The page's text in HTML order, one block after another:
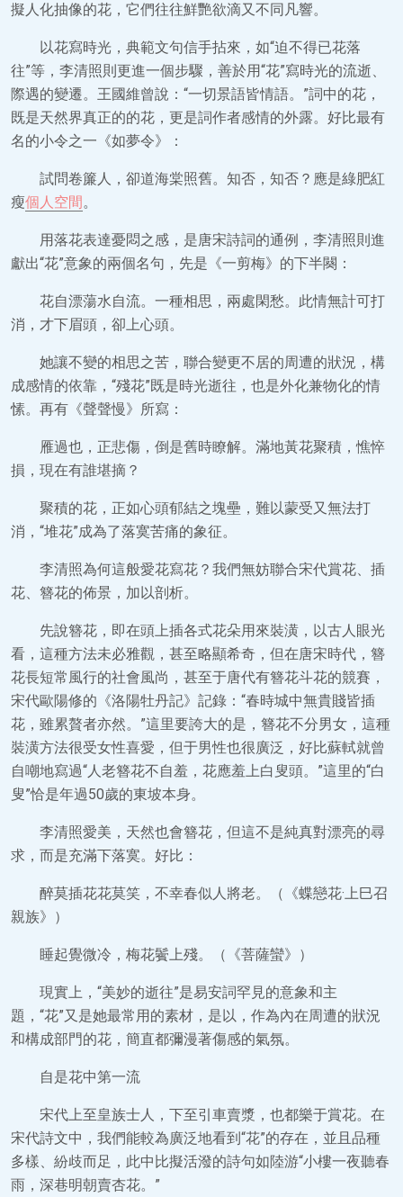
擬人化抽像的花，它們往往鮮艷欲滴又不同凡響。
以花寫時光，典範文句信手拈來，如“迫不得已花落
往”等，李清照則更進一個步驟，善於用“花”寫時光的流逝、
際遇的變遷。王國維曾說：“一切景語皆情語。”詞中的花，
既是天然界真正的的花，更是詞作者感情的外露。好比最有
名的小令之一《如夢令》：
試問卷簾人，卻道海棠照舊。知否，知否？應是綠肥紅
瘦個人空間。
用落花表達憂悶之感，是唐宋詩詞的通例，李清照則進
獻出“花”意象的兩個名句，先是《一剪梅》的下半闋：
花自漂蕩水自流。一種相思，兩處閑愁。此情無計可打
消，才下眉頭，卻上心頭。
她讓不變的相思之苦，聯合變更不居的周遭的狀況，構
成感情的依靠，“殘花”既是時光逝往，也是外化兼物化的情
愫。再有《聲聲慢》所寫：
雁過也，正悲傷，倒是舊時瞭解。滿地黃花聚積，憔悴
損，現在有誰堪摘？
聚積的花，正如心頭郁結之塊壘，難以蒙受又無法打
消，“堆花”成為了落寞苦痛的象征。
李清照為何這般愛花寫花？我們無妨聯合宋代賞花、插
花、簪花的佈景，加以剖析。
先說簪花，即在頭上插各式花朵用來裝潢，以古人眼光
看，這種方法未必雅觀，甚至略顯希奇，但在唐宋時代，簪
花長短常風行的社會風尚，甚至于唐代有簪花斗花的競賽，
宋代歐陽修的《洛陽牡丹記》記錄：“春時城中無貴賤皆插
花，雖累贅者亦然。”這里要誇大的是，簪花不分男女，這種
裝潢方法很受女性喜愛，但于男性也很廣泛，好比蘇軾就曾
自嘲地寫過“人老簪花不自羞，花應羞上白叟頭。”這里的“白
叟”恰是年過50歲的東坡本身。
李清照愛美，天然也會簪花，但這不是純真對漂亮的尋
求，而是充滿下落寞。好比：
醉莫插花花莫笑，不幸春似人將老。（《蝶戀花·上巳召
親族》）
睡起覺微冷，梅花鬢上殘。（《菩薩蠻》）
現實上，“美妙的逝往”是易安詞罕見的意象和主
題，“花”又是她最常用的素材，是以，作為內在周遭的狀況
和構成部門的花，簡直都彌漫著傷感的氣氛。
自是花中第一流
宋代上至皇族士人，下至引車賣漿，也都樂于賞花。在
宋代詩文中，我們能較為廣泛地看到“花”的存在，並且品種
多樣、紛歧而足，此中比擬活潑的詩句如陸游“小樓一夜聽春
雨，深巷明朝賣杏花。”